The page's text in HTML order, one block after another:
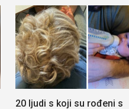
20 ljudi s koji su rođeni s